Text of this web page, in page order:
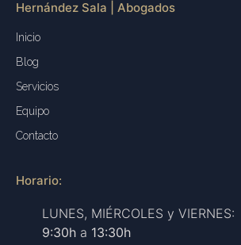
Hernández Sala | Abogados
Inicio
Blog
Servicios
Equipo
Contacto
Horario:
LUNES, MIÉRCOLES y VIERNES:
9:30h a 13:30h